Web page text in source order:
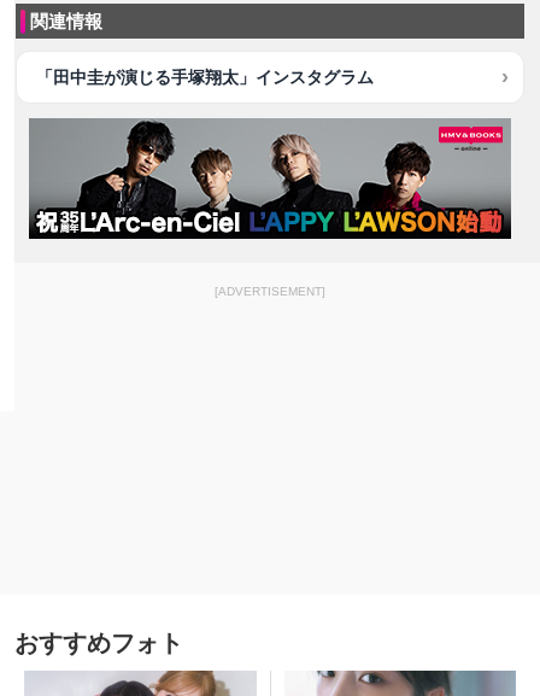
関連情報
「田中圭が演じる手塚翔太」インスタグラム
[ADVERTISEMENT]
おすすめフォト